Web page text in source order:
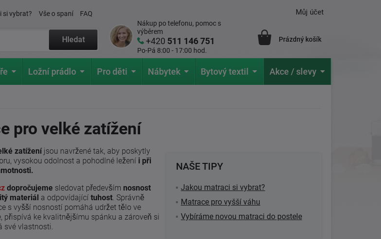
si vybrat? Vše o spaní FAQ
Hledat
Nákup po telefonu, pomoc s
výběrem
+420 511 146 751
Po-Pá 8:00 - 17:00 hod.
Můj účet
Prázdný košík
Ložní prádlo Pro děti Nábytek Bytový textil Akce / slevy
pro velké zatížení
NAŠE TIPY
Jakou matraci si vybrat?
Matrace pro vyšší váhu
Vybíráme novou matraci do postele
zatíženíjsou navržené tak, aby poskytly
vysokou odolnost a pohodlné ležení i při
dopročujeme sledovat především nosnost
materiál a odpovídající tuhost. Správně
s vyšší nosností pomáhá udržet tělo ve
přispívá ke kvalitnějšímu spánku a zároveň si
své vlastnosti.